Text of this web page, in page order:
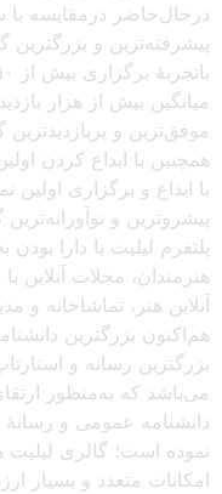
درحال‌حاضر درمقایسه با
پیشرفته‌ترین و بزرگترین
میانگین بیش از هزار
موفق‌ترین و
همچنین با ابداع کردن
با ابداع و برگزاری
پیشروترین و
پلتفرم لیلیت با دارا
هنرمندان، مجلات
آنلاین هنر، تماشاخانه و
هم‌اکنون بزرگترین
بزرگترین رسانه و
می‌باشد که به‌منظور
دانشنامه عمومی و
نموده است؛ گالری لیلیت
امکانات متعدد و بسیار